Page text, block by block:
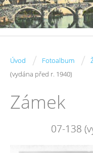
Úvod / Fotoalbum /
(vydána před r. 1940)
Zámek
07-138